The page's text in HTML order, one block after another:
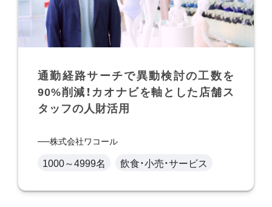
通勤経路サーチで異動検討の工数を
90%削減！カオナビを軸とした店舗ス
タッフの人財活用
株式会社ワコール
1000～4999名 飲食・小売・サービス